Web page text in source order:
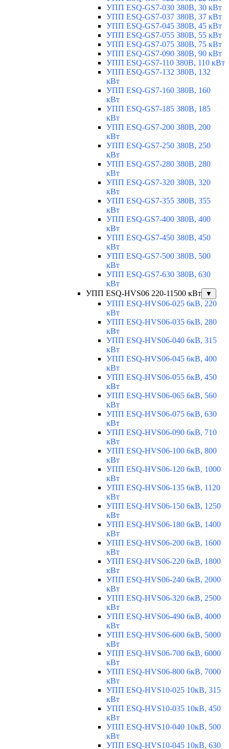
УПП ESQ-GS7-030 380В, 30 кВт
УПП ESQ-GS7-037 380В, 37 кВт
УПП ESQ-GS7-045 380В, 45 кВт
УПП ESQ-GS7-055 380В, 55 кВт
УПП ESQ-GS7-075 380В, 75 кВт
УПП ESQ-GS7-090 380В, 90 кВт
УПП ESQ-GS7-110 380В, 110 кВт
УПП ESQ-GS7-132 380В, 132
кВт
УПП ESQ-GS7-160 380В, 160
кВт
УПП ESQ-GS7-185 380В, 185
кВт
УПП ESQ-GS7-200 380В, 200
кВт
УПП ESQ-GS7-250 380В, 250
кВт
УПП ESQ-GS7-280 380В, 280
кВт
УПП ESQ-GS7-320 380В, 320
кВт
УПП ESQ-GS7-355 380В, 355
кВт
УПП ESQ-GS7-400 380В, 400
кВт
УПП ESQ-GS7-450 380В, 450
кВт
УПП ESQ-GS7-500 380В, 500
кВт
УПП ESQ-GS7-630 380В, 630
кВт
УПП ESQ-HVS06 220-11500 кВт
▼
УПП ESQ-HVS06-025 6кВ, 220
кВт
УПП ESQ-HVS06-035 6кВ, 280
кВт
УПП ESQ-HVS06-040 6кВ, 315
кВт
УПП ESQ-HVS06-045 6кВ, 400
кВт
УПП ESQ-HVS06-055 6кВ, 450
кВт
УПП ESQ-HVS06-065 6кВ, 560
кВт
УПП ESQ-HVS06-075 6кВ, 630
кВт
УПП ESQ-HVS06-090 6кВ, 710
кВт
УПП ESQ-HVS06-100 6кВ, 800
кВт
УПП ESQ-HVS06-120 6кВ, 1000
кВт
УПП ESQ-HVS06-135 6кВ, 1120
кВт
УПП ESQ-HVS06-150 6кВ, 1250
кВт
УПП ESQ-HVS06-180 6кВ, 1400
кВт
УПП ESQ-HVS06-200 6кВ, 1600
кВт
УПП ESQ-HVS06-220 6кВ, 1800
кВт
УПП ESQ-HVS06-240 6кВ, 2000
кВт
УПП ESQ-HVS06-320 6кВ, 2500
кВт
УПП ESQ-HVS06-490 6кВ, 4000
кВт
УПП ESQ-HVS06-600 6кВ, 5000
кВт
УПП ESQ-HVS06-700 6кВ, 6000
кВт
УПП ESQ-HVS06-800 6кВ, 7000
кВт
УПП ESQ-HVS10-025 10кВ, 315
кВт
УПП ESQ-HVS10-035 10кВ, 450
кВт
УПП ESQ-HVS10-040 10кВ, 500
кВт
УПП ESQ-HVS10-045 10кВ, 630